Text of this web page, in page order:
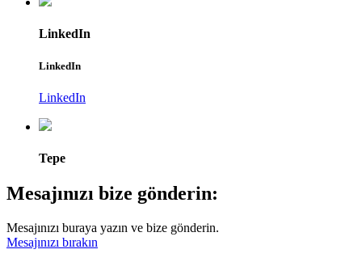
LinkedIn
LinkedIn
LinkedIn
Tepe
Mesajınızı bize gönderin:
Mesajınızı buraya yazın ve bize gönderin.
Mesajınızı bırakın